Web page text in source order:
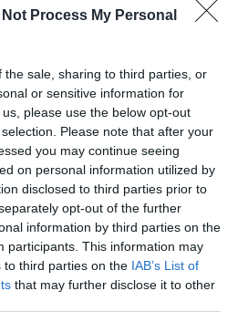
Not Process My Personal
the sale, sharing to third parties, or
or sensitive information for
please use the below opt-out
Please note that after your
you may continue seeing
on personal information utilized by
disclosed to third parties prior to
opt-out of the further
information by third parties on the
participants. This information may
to third parties on the IAB’s List of
that may further disclose it to other
στο
νέαγια την Τέχνη και τον
❯
- PERFORMANCE